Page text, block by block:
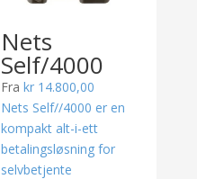
Nets
Self/4000
Frakr 14.800,00
Nets Self//4000 er en
kompakt alt-i-ett
betalingsløsning for
selvbetjente